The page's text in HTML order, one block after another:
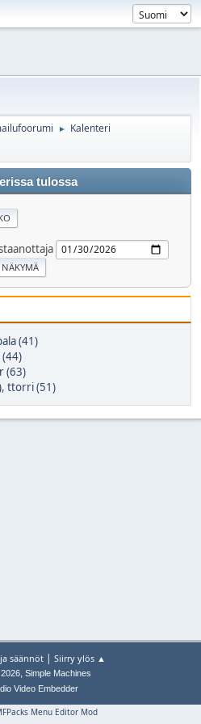
► Kalenteri
tulossa
(41)
(63)
, ttorri (51)
säännöt | Siirry ylös ▲
, Simple Machines
Video Embedder
Menu Editor Mod